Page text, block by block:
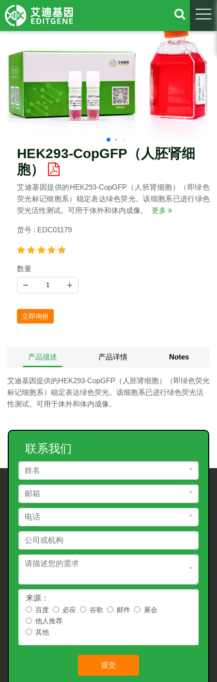
HEK293-CopGFP（人胚肾细
胞）
艾迪基因提供的HEK293-CopGFP（人胚肾细胞）（即绿色
荧光标记细胞系）稳定表达绿色荧光。该细胞系已进行绿色
荧光活性测试。可用于体外和体内成像。
更多
货号 : EDC01179
数量
立即询价
产品描述 产品详情 Notes
艾迪基因提供的HEK293-CopGFP（人胚肾细胞）（即绿色荧光
标记细胞系）稳定表达绿色荧光。该细胞系已进行绿色荧光活
性测试。可用于体外和体内成像。
联系我们
*
*
*
*
来源：
百度 必应 谷歌 邮件
展会
他人推荐
其他
提交